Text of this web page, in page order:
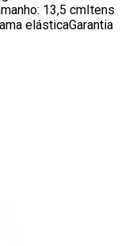
13,5 cmItens
elásticaGarantia